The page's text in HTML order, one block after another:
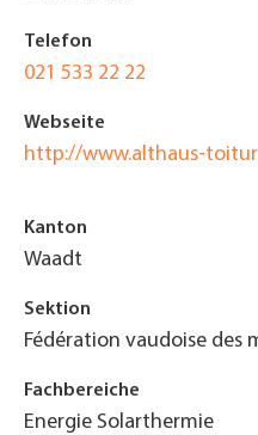
Telefon
021 533 22 22
Webseite
http://www.althaus-
Kanton
Waadt
Sektion
Fédération vaudoise des
Fachbereiche
Energie Solarthermie